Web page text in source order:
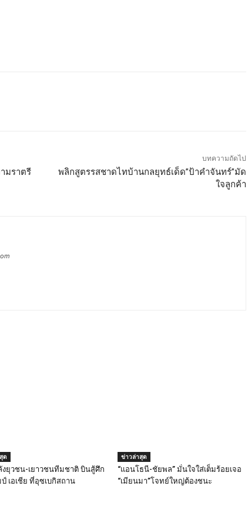
มราตรี
บทความถัดไป
พลิกสูตรรสชาดไทบ้านกลยุทธ์เด็ด”ป้าคำจันทร์”มัด
ใจลูกค้า
ด
ยุวชน-เยาวชนทีมชาติ บินสู้ศึก
เอเชีย ที่อุซเบกิสถาน
ข่าวล่าสุด
“แอนโธนี-ชัยพล” มั่นใจใส่เต็มร้อยเจอ
“เมียนมา”โจทย์ใหญ่ต้องชนะ